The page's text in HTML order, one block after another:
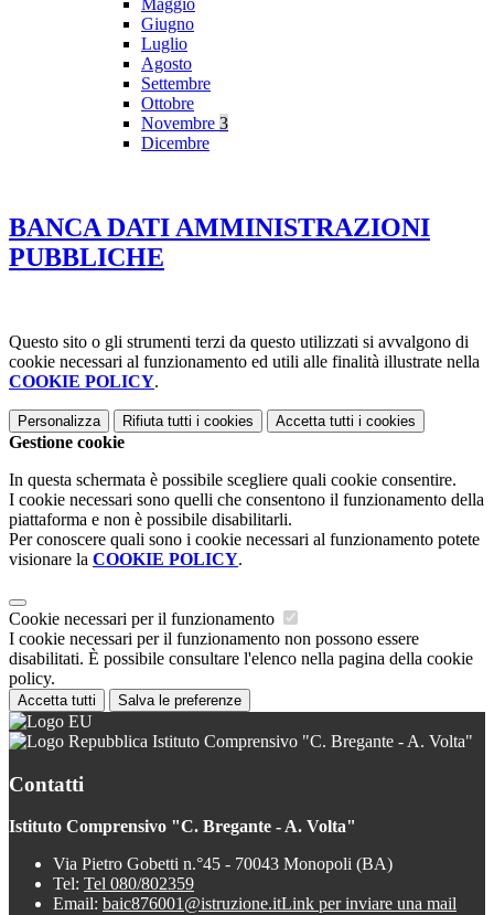
Maggio
Giugno
Luglio
Agosto
Settembre
Ottobre
Novembre 3
Dicembre
BANCA DATI AMMINISTRAZIONI
PUBBLICHE
Questo sito o gli strumenti terzi da questo utilizzati si avvalgono di
cookie necessari al funzionamento ed utili alle finalità illustrate nella
COOKIE POLICY.
Personalizza Rifiuta tutti i cookies Accetta tutti i cookies
Gestione cookie
In questa schermata è possibile scegliere quali cookie consentire.
I cookie necessari sono quelli che consentono il funzionamento della
piattaforma e non è possibile disabilitarli.
Per conoscere quali sono i cookie necessari al funzionamento potete
visionare la COOKIE POLICY.
Cookie necessari per il funzionamento
I cookie necessari per il funzionamento non possono essere
disabilitati. È possibile consultare l'elenco nella pagina della cookie
policy.
Accetta tutti Salva le preferenze
Istituto Comprensivo "C. Bregante - A. Volta"
Contatti
Istituto Comprensivo "C. Bregante - A. Volta"
Via Pietro Gobetti n.°45 - 70043 Monopoli (BA)
Tel: Tel 080/802359
Email: baic876001@istruzione.itLink per inviare una mail